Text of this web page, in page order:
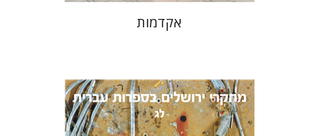
אקדמות